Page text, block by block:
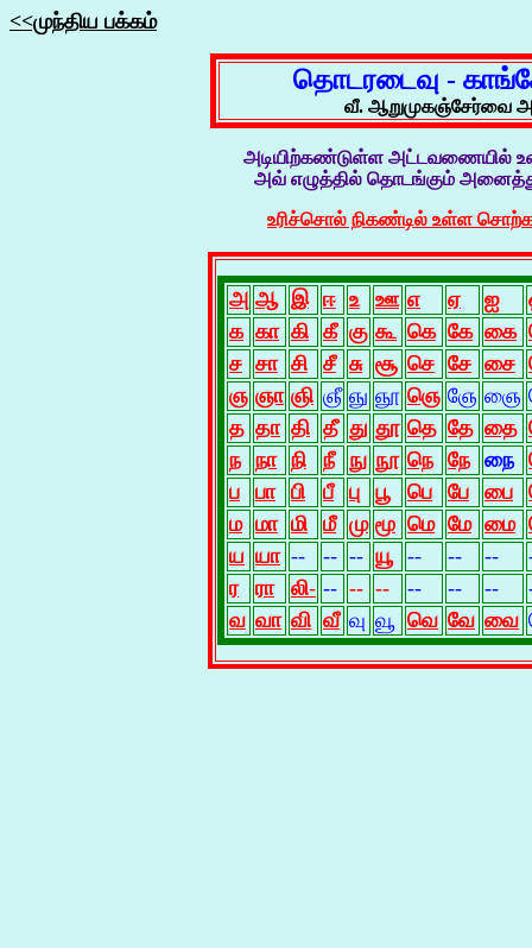
<<முந்திய பக்கம்
தொடரடைவு -
வீ. ஆறுமுகஞ்சேர்வை
அடியிற்கண்டுள்ள அட்டவணையில்
அவ் எழுத்தில் தொடங்கும்
உரிச்சொல் நிகண்டில் உள்ள
அ ஆ இ ஈ உ ஊ எ ஏ ஐ
க கா கி கீ கு கூ கெ கே கை
ச சா சி சீ சு சூ செ சே சை
ஞ ஞா ஞி ஞீ ஞு ஞூ ஞெ ஞே ஞை
த தா தி தீ து தூ தெ தே தை
ந நா நி நீ நு நூ நெ நே நை
ப
பா பி பீ பு பூ பெ பே பை
ம மா மி மீ மு மூ மெ மே மை
ய யா -- -- -- யூ -- -- --
ர
ரா லி- -- -- -- -- -- --
வ வா வி வீ வு வூ வெ வே வை